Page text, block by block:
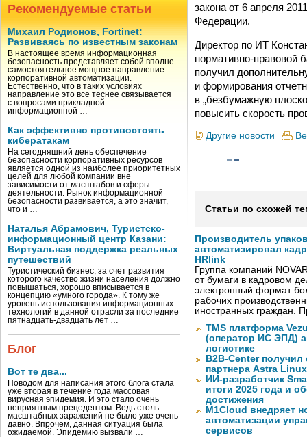
Рекомендуемые статьи
Михаил Родионов, Fortinet:
Развиваясь по известным законам
В настоящее время информационная
безопасность представляет собой вполне
самостоятельное мощное направление
корпоративной автоматизации.
Естественно, что в таких условиях
направление это все теснее связывается
с вопросами прикладной
информационной …
Как эффективно противостоять
кибератакам
На сегодняшний день обеспечение
безопасности корпоративных ресурсов
является одной из наиболее приоритетных
целей для любой компании вне
зависимости от масштабов и сферы
деятельности. Рынок информационной
безопасности развивается, а это значит,
что и …
Наталья Абрамович, Туристско-
информационный центр Казани:
Виртуальная поддержка реальных
путешествий
Туристический бизнес, за счет развития
которого качество жизни населения должно
повышаться, хорошо вписывается в
концепцию «умного города». К тому же
уровень использования информационных
технологий в данной отрасли за последние
пятнадцать-двадцать лет …
Блог
Вот те два...
Поводом для написания этого блога стала
уже вторая в течение года массовая
вирусная эпидемия. И это стало очень
неприятным прецедентом. Ведь столь
масштабных заражений не было уже очень
давно. Впрочем, данная ситуация была
ожидаемой. Эпидемию вызвали …
закона от 6 апреля
Федерации.
Директор по ИТ
нормативно-правовой
получил
и формирования
в „безбумажную
повысить скорость
Другие новости
Статьи по схожей
Производитель
автоматизировал
HRlink
Группа компаний
от бумаги в кадровом
электронный формат
рабочих
иностранных граждан.
TMS платформа
(оператор ИС ЭПД)
логистике
B2B-Center получил
партнера Astra Linux
ИИ-разработчик
итоги 2025 года и
достижения
M1Cloud внедряет
автоматизации
сервисов